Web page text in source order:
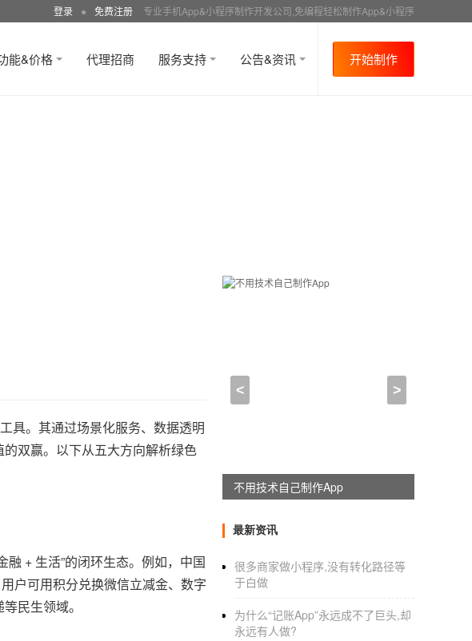
登录 ● 免费注册 专业手机App&小程序制作开发公司,免编程轻松制作App&小程序
能&价格 代理招商 服务支持 公告&资讯 开始制作
具。其通过场景化服务、数据透明
双赢。以下从五大方向解析绿色
+ 生活”的闭环生态。例如，中国
户可用积分兑换微信立减金、数字
民生领域。
< >
不用技术自己制作App
最新资讯
很多商家做小程序,没有转化路径等
于白做
为什么“记账App”永远成不了巨头,却
永远有人做?